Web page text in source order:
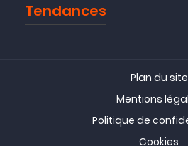
Tendances
Plan du site
Mentions
Politique de
Cookies